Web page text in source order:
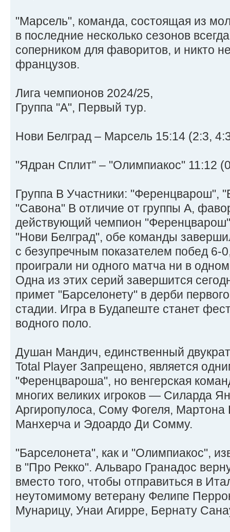
"Марсель", команда, состоящая из
в последние несколько сезонов
соперником для фаворитов, и никто
французов.
Лига чемпионов 2024/25,
Группа "А", Первый тур.
Нови Белград – Марсель 15:14 (2:3,
"Ядран Сплит" – "Олимпиакос" 11:12
Группа В Участники: "Ференцварош",
"Савона" В отличие от группы А,
действующий чемпион
"Нови Белград", обе команды
с безупречным показателем побед 6-
проиграли ни одного матча ни в
Одна из этих серий завершится
примет "Барселонету" в дерби
стадии. Игра в Будапеште станет
водного поло.
Душан Мандич, единственный
Total Player Запрещено, является
"Ференцвароша", но венгерская
многих великих игроков — Силарда
Аргиропулоса, Сому Фогеля,
Манхерча и Эдоардо Ди Сомму.
"Барселонета", как и "Олимпиакос",
в "Про Рекко". Альваро Гранадос
вместо того, чтобы отправиться в
неутомимому ветерану Фелипе
Мунарицу, Унаи Агирре, Бернату